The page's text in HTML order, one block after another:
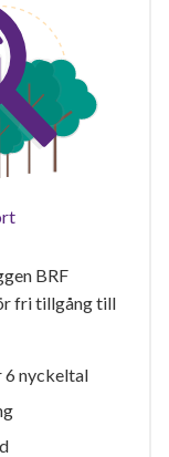
BRF
fri tillgång till
6 nyckeltal